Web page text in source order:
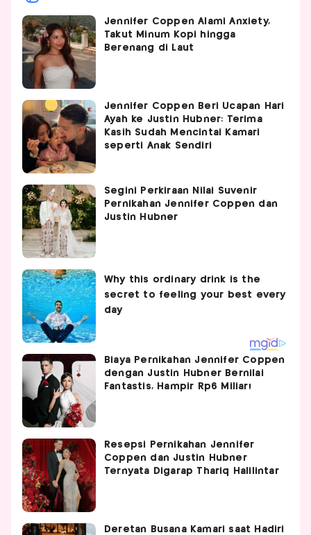
Jennifer Coppen Alami Anxiety,
Takut Minum Kopi hingga
Berenang di Laut
Jennifer Coppen Beri Ucapan Hari
Ayah ke Justin Hubner: Terima
Kasih Sudah Mencintai Kamari
seperti Anak Sendiri
Segini Perkiraan Nilai Suvenir
Pernikahan Jennifer Coppen dan
Justin Hubner
Biaya Pernikahan Jennifer Coppen
dengan Justin Hubner Bernilai
Fantastis, Hampir Rp6 Miliar!
Resepsi Pernikahan Jennifer
Coppen dan Justin Hubner
Ternyata Digarap Thariq Halilintar
Deretan Busana Kamari saat Hadiri